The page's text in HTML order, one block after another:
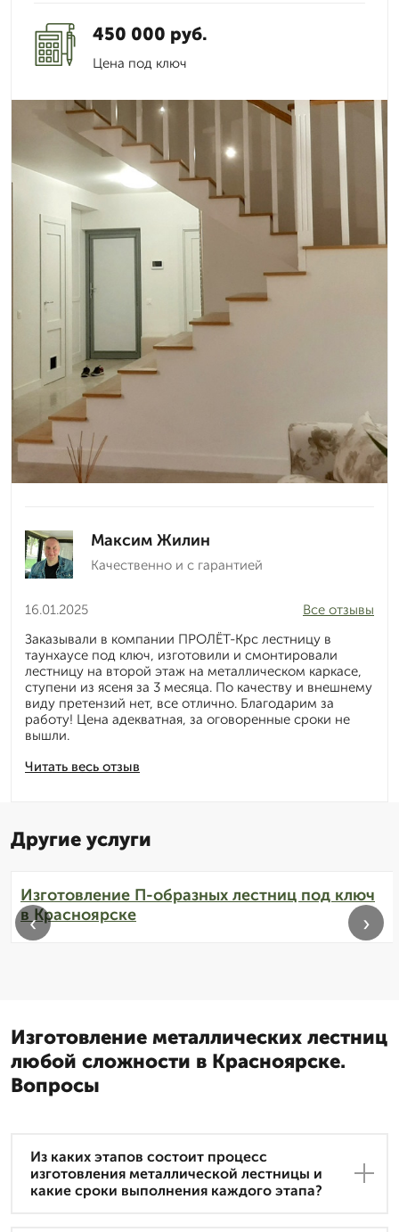
450 000 руб.
Цена под ключ
Максим Жилин
Качественно и с гарантией
16.01.2025
Читать весь отзыв
Все отзывы
Заказывали в компании ПРОЛЁТ-Крс лестницу в
таунхаусе под ключ, изготовили и смонтировали
лестницу на второй этаж на металлическом каркасе,
ступени из ясеня за 3 месяца. По качеству и внешнему
виду претензий нет, все отлично. Благодарим за
работу! Цена адекватная, за оговоренные сроки не
вышли.
Другие услуги
Изготовление П-образных лестниц под ключ
в Красноярске
‹ ›
Изготовление металлических лестниц
любой сложности в Красноярске.
Вопросы
Из каких этапов состоит процесс
изготовления металлической лестницы и
какие сроки выполнения каждого этапа?